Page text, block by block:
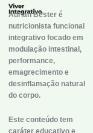
Adrian Bester é
nutricionista funcional
integrativo focado em
modulação intestinal,
performance,
emagrecimento e
desinflamação natural
do corpo.
Este conteúdo tem